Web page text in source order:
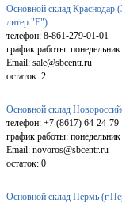
Основной склад Краснодар
литер "Е")
телефон: 8-861-279-01-01
график работы:
Email: sale@sbcentr.ru
остаток: 2
Основной склад
телефон: +7 (8617) 64-24-79
график работы:
Email: novoros@sbcentr.ru
остаток: 0
Основной склад Пермь